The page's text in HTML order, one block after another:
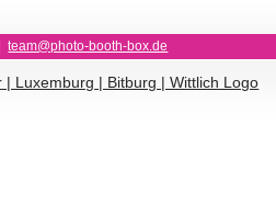
team@photo-booth-box.de